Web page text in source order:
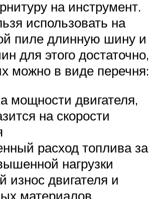
на инструмент.
использовать на
пиле длинную шину и
для этого достаточно,
можно в виде перечня:
мощности двигателя,
на скорости
расход топлива за
нагрузки
износ двигателя и
материалов